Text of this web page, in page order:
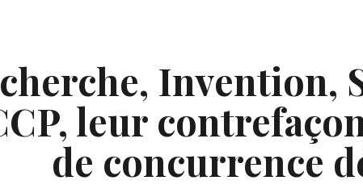
Invention,
leur
de concurrence